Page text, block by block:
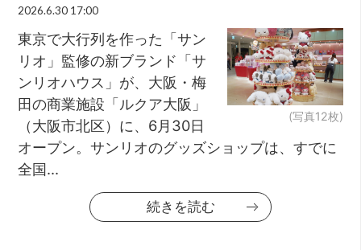
2026.6.30 17:00
(写真12枚)
東京で大行列を作った「サン
リオ」監修の新ブランド「サ
ンリオハウス」が、大阪・梅
田の商業施設「ルクア大阪」
（大阪市北区）に、6月30日
オープン。サンリオのグッズショップは、すでに
全国...
続きを読む